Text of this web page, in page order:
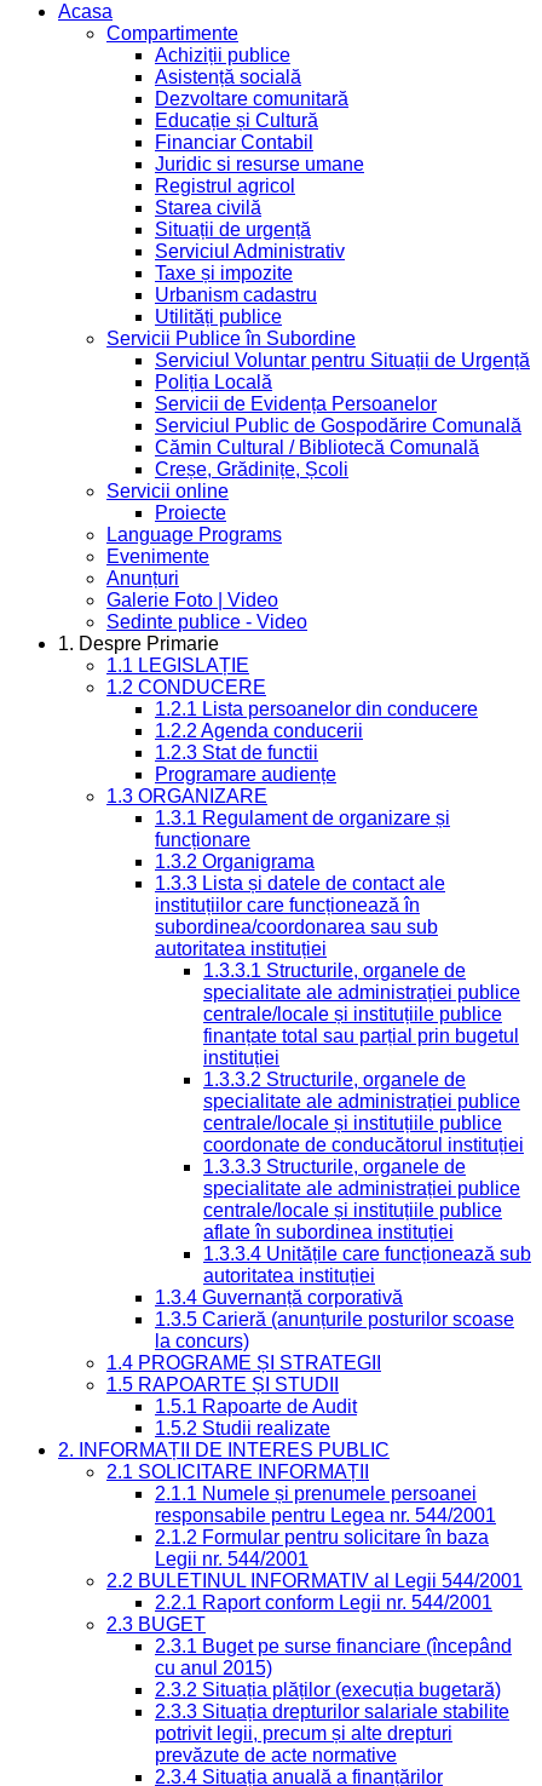
Acasa
Compartimente
Achiziții publice
Asistență socială
Dezvoltare comunitară
Educație și Cultură
Financiar Contabil
Juridic si resurse umane
Registrul agricol
Starea civilă
Situații de urgență
Serviciul Administrativ
Taxe și impozite
Urbanism cadastru
Utilități publice
Servicii Publice în Subordine
Serviciul Voluntar pentru Situații de Urgență
Poliția Locală
Servicii de Evidența Persoanelor
Serviciul Public de Gospodărire Comunală
Cămin Cultural / Bibliotecă Comunală
Creșe, Grădinițe, Școli
Servicii online
Proiecte
Language Programs
Evenimente
Anunțuri
Galerie Foto | Video
Sedinte publice - Video
1. Despre Primarie
1.1 LEGISLAȚIE
1.2 CONDUCERE
1.2.1 Lista persoanelor din conducere
1.2.2 Agenda conducerii
1.2.3 Stat de functii
Programare audiențe
1.3 ORGANIZARE
1.3.1 Regulament de organizare și
funcționare
1.3.2 Organigrama
1.3.3 Lista și datele de contact ale
instituțiilor care funcționează în
subordinea/coordonarea sau sub
autoritatea instituției
1.3.3.1 Structurile, organele de
specialitate ale administrației publice
centrale/locale și instituțiile publice
finanțate total sau parțial prin bugetul
instituției
1.3.3.2 Structurile, organele de
specialitate ale administrației publice
centrale/locale și instituțiile publice
coordonate de conducătorul instituției
1.3.3.3 Structurile, organele de
specialitate ale administrației publice
centrale/locale și instituțiile publice
aflate în subordinea instituției
1.3.3.4 Unitățile care funcționează sub
autoritatea instituției
1.3.4 Guvernanță corporativă
1.3.5 Carieră (anunțurile posturilor scoase
la concurs)
1.4 PROGRAME ȘI STRATEGII
1.5 RAPOARTE ȘI STUDII
1.5.1 Rapoarte de Audit
1.5.2 Studii realizate
2. INFORMAȚII DE INTERES PUBLIC
2.1 SOLICITARE INFORMAȚII
2.1.1 Numele și prenumele persoanei
responsabile pentru Legea nr. 544/2001
2.1.2 Formular pentru solicitare în baza
Legii nr. 544/2001
2.2 BULETINUL INFORMATIV al Legii 544/2001
2.2.1 Raport conform Legii nr. 544/2001
2.3 BUGET
2.3.1 Buget pe surse financiare (începând
cu anul 2015)
2.3.2 Situația plăților (execuția bugetară)
2.3.3 Situația drepturilor salariale stabilite
potrivit legii, precum și alte drepturi
prevăzute de acte normative
2.3.4 Situația anuală a finanțărilor